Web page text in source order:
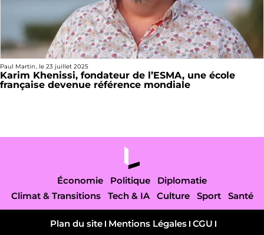
Paul Martin, le 23 juillet 2025
Karim Khenissi, fondateur de l’ESMA, une école
française devenue référence mondiale
Économie Politique
Diplomatie
Climat & Transitions
Tech & IA Culture Sport Santé
Plan du site Mentions Légales CGU